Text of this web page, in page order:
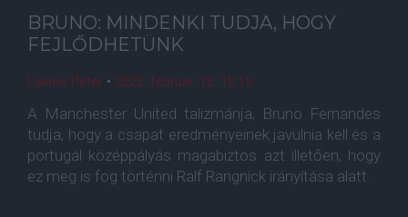
BRUNO: MINDENKI TUDJA, HOGY
FEJLŐDHETÜNK
Lakner Péter • 2022. február. 12. 10:15
A Manchester United talizmánja, Bruno Fernandes
tudja, hogy a csapat eredményeinek javulnia kell és a
portugál középpályás magabiztos azt illetően, hogy
ez meg is fog történni Ralf Rangnick irányítása alatt.